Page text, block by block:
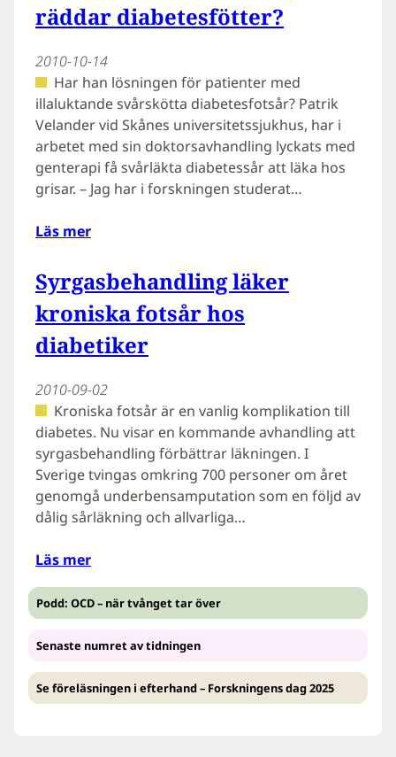
räddar diabetesfötter?
2010-10-14
Har han lösningen för patienter med
illaluktande svårskötta diabetesfotsår? Patrik
Velander vid Skånes universitetssjukhus, har i
arbetet med sin doktorsavhandling lyckats med
genterapi få svårläkta diabetessår att läka hos
grisar. – Jag har i forskningen studerat…
Läs mer
Syrgasbehandling läker
kroniska fotsår hos
diabetiker
2010-09-02
Kroniska fotsår är en vanlig komplikation till
diabetes. Nu visar en kommande avhandling att
syrgasbehandling förbättrar läkningen. I
Sverige tvingas omkring 700 personer om året
genomgå underbensamputation som en följd av
dålig sårläkning och allvarliga…
Läs mer
Podd: OCD – när tvånget tar över
Senaste numret av tidningen
Se föreläsningen i efterhand – Forskningens dag 2025